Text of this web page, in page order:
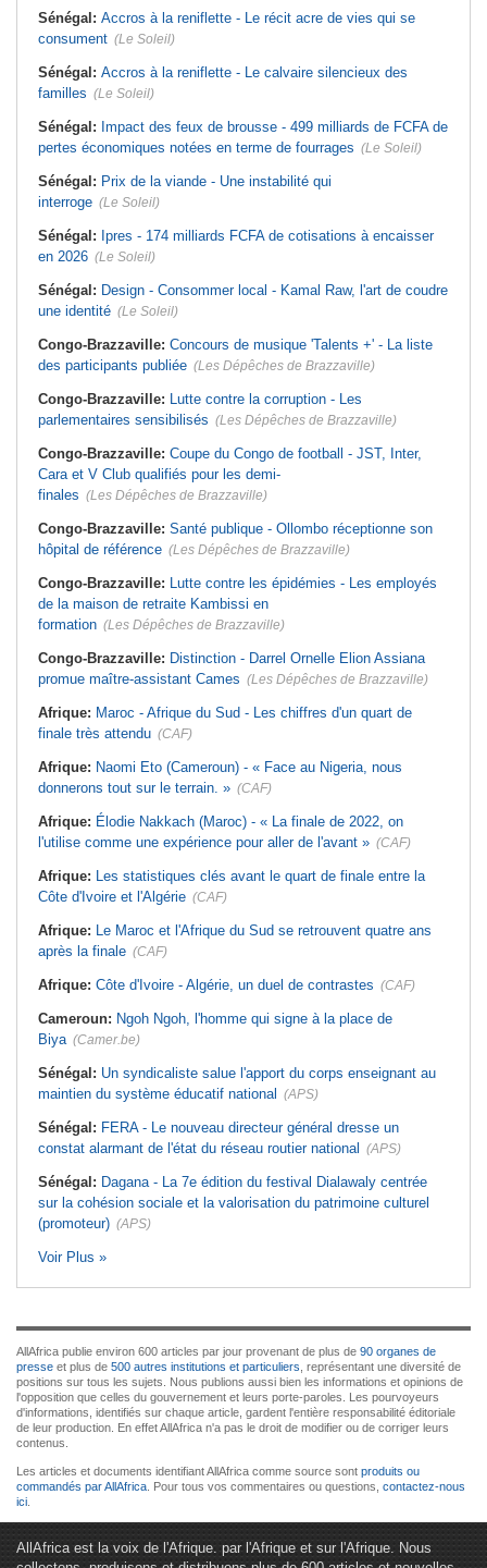
Sénégal: Accros à la reniflette - Le récit acre de vies qui se
consument (Le Soleil)
Sénégal: Accros à la reniflette - Le calvaire silencieux des
familles (Le Soleil)
Sénégal: Impact des feux de brousse - 499 milliards de FCFA de
pertes économiques notées en terme de fourrages (Le Soleil)
Sénégal: Prix de la viande - Une instabilité qui
interroge (Le Soleil)
Sénégal: Ipres - 174 milliards FCFA de cotisations à encaisser
en 2026 (Le Soleil)
Sénégal: Design - Consommer local - Kamal Raw, l'art de coudre
une identité (Le Soleil)
Congo-Brazzaville: Concours de musique 'Talents +' - La liste
des participants publiée (Les Dépêches de Brazzaville)
Congo-Brazzaville: Lutte contre la corruption - Les
parlementaires sensibilisés (Les Dépêches de Brazzaville)
Congo-Brazzaville: Coupe du Congo de football - JST, Inter,
Cara et V Club qualifiés pour les demi-
finales (Les Dépêches de Brazzaville)
Congo-Brazzaville: Santé publique - Ollombo réceptionne son
hôpital de référence (Les Dépêches de Brazzaville)
Congo-Brazzaville: Lutte contre les épidémies - Les employés
de la maison de retraite Kambissi en
formation (Les Dépêches de Brazzaville)
Congo-Brazzaville: Distinction - Darrel Ornelle Elion Assiana
promue maître-assistant Cames (Les Dépêches de Brazzaville)
Afrique: Maroc - Afrique du Sud - Les chiffres d'un quart de
finale très attendu (CAF)
Afrique: Naomi Eto (Cameroun) - « Face au Nigeria, nous
donnerons tout sur le terrain. » (CAF)
Afrique: Élodie Nakkach (Maroc) - « La finale de 2022, on
l'utilise comme une expérience pour aller de l'avant » (CAF)
Afrique: Les statistiques clés avant le quart de finale entre la
Côte d'Ivoire et l'Algérie (CAF)
Afrique: Le Maroc et l'Afrique du Sud se retrouvent quatre ans
après la finale (CAF)
Afrique: Côte d'Ivoire - Algérie, un duel de contrastes (CAF)
Cameroun: Ngoh Ngoh, l'homme qui signe à la place de
Biya (Camer.be)
Sénégal: Un syndicaliste salue l'apport du corps enseignant au
maintien du système éducatif national (APS)
Sénégal: FERA - Le nouveau directeur général dresse un
constat alarmant de l'état du réseau routier national (APS)
Sénégal: Dagana - La 7e édition du festival Dialawaly centrée
sur la cohésion sociale et la valorisation du patrimoine culturel
(promoteur) (APS)
Voir Plus »
AllAfrica publie environ 600 articles par jour provenant de plus de 90 organes de
presse et plus de 500 autres institutions et particuliers , représentant une diversité de
positions sur tous les sujets. Nous publions aussi bien les informations et opinions de
l'opposition que celles du gouvernement et leurs porte-paroles. Les pourvoyeurs
d'informations, identifiés sur chaque article, gardent l'entière responsabilité éditoriale
de leur production. En effet AllAfrica n'a pas le droit de modifier ou de corriger leurs
contenus.
Les articles et documents identifiant AllAfrica comme source sont produits ou
commandés par AllAfrica . Pour tous vos commentaires ou questions, contactez-nous
ici
AllAfrica est la voix de l'Afrique. par l'Afrique et sur l'Afrique. Nous